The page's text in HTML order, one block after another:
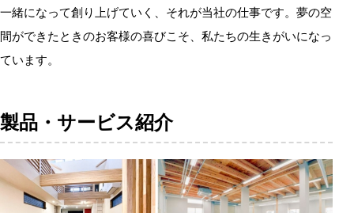
一緒になって創り上げていく、それが当社の仕事です。夢の空
間ができたときのお客様の喜びこそ、私たちの生きがいになっ
ています。
製品・サービス紹介